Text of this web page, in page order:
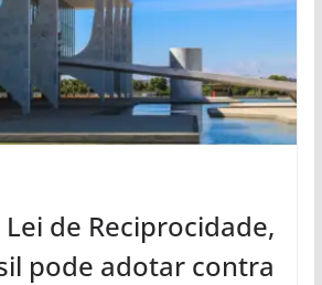
de Reciprocidade,
pode adotar contra